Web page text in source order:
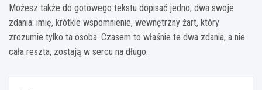
Możesz także do gotowego tekstu dopisać jedno, dwa swoje
zdania: imię, krótkie wspomnienie, wewnętrzny żart, który
zrozumie tylko ta osoba. Czasem to właśnie te dwa zdania, a nie
cała reszta, zostają w sercu na długo.